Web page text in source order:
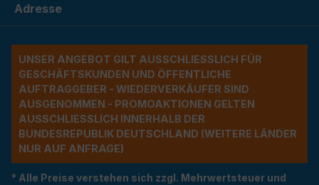
Adresse
UNSER ANGEBOT GILT AUSSCHLIESSLICH FÜR G
ESCHÄFTSKUNDEN UND ÖFFENTLICHE A
UFTRAGGEBER - WIEDERVERKÄUFER SIND A
USGENOMMEN - PROMOAKTIONEN GELTEN A
USSCHLIESSLICH INNERHALB DER BU
NDESREPUBLIK DEUTSCHLAND (WEITERE LÄNDER NU
R AUF ANFRAGE)
* Alle Preise verstehen sich zzgl. Mehrwertsteuer und